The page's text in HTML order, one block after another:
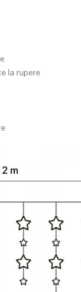
la rupere